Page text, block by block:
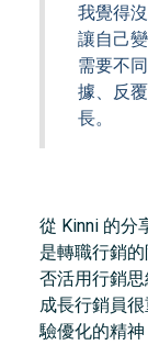
我覺得
讓自己
需要不
據、反
長。
從 Kinni 的分
是轉職行銷
否活用行銷
成長行銷員
驗優化的精